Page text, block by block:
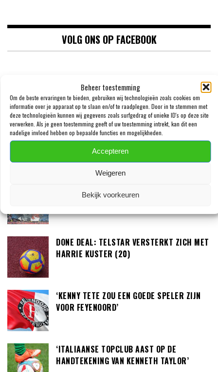
Beheer toestemming
Om de beste ervaringen te bieden, gebruiken wij technologieën zoals cookies om
informatie over je apparaat op te slaan en/of te raadplegen. Door in te stemmen met
deze technologieën kunnen wij gegevens zoals surfgedrag of unieke ID's op deze site
verwerken. Als je geen toestemming geeft of uw toestemming intrekt, kan dit een
nadelige invloed hebben op bepaalde functies en mogelijkheden.
Accepteren
Weigeren
Bekijk voorkeuren
VOLG ONS OP FACEBOOK
LAATSTE BERICHTEN
DE EREDIVISIE SLOPEN
DONE DEAL: TELSTAR VERSTERKT ZICH MET
HARRIE KUSTER (20)
‘KENNY TETE ZOU EEN GOEDE SPELER ZIJN
VOOR FEYENOORD’
‘ITALIAANSE TOPCLUB AAST OP DE
HANDTEKENING VAN KENNETH TAYLOR’